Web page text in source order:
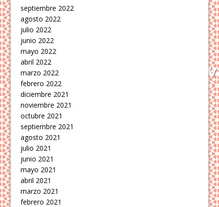
septiembre 2022
agosto 2022
julio 2022
junio 2022
mayo 2022
abril 2022
marzo 2022
febrero 2022
diciembre 2021
noviembre 2021
octubre 2021
septiembre 2021
agosto 2021
julio 2021
junio 2021
mayo 2021
abril 2021
marzo 2021
febrero 2021